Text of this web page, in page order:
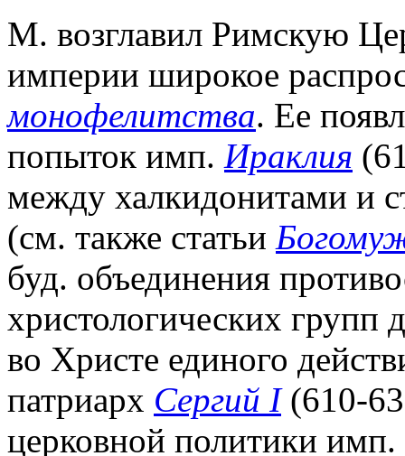
М. возглавил Римскую
империи широкое
монофелитства. Ее
попыток имп. Ираклия
между халкидонитами и
(см. также статьи
буд. объединения
христологических групп
во Христе единого
патриарх Сергий I(610-
церковной политики имп.